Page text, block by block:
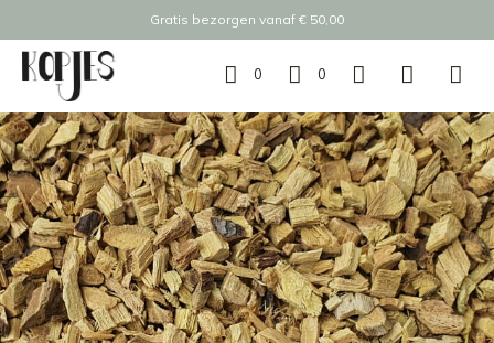
Gratis bezorgen vanaf € 50,00
0 0